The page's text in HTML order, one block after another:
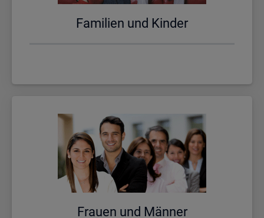
Fa­mi­li­en und Kin­der
Frau­en und Män­ner